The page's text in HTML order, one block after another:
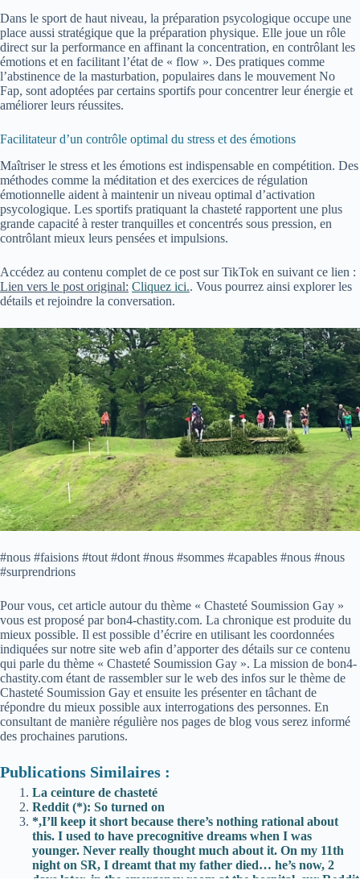
Dans le sport de haut niveau, la préparation psycologique occupe une
place aussi stratégique que la préparation physique. Elle joue un rôle
direct sur la performance en affinant la concentration, en contrôlant les
émotions et en facilitant l’état de « flow ». Des pratiques comme
l’abstinence de la masturbation, populaires dans le mouvement No
Fap, sont adoptées par certains sportifs pour concentrer leur énergie et
améliorer leurs réussites.
Facilitateur d’un contrôle optimal du stress et des émotions
Maîtriser le stress et les émotions est indispensable en compétition. Des
méthodes comme la méditation et des exercices de régulation
émotionnelle aident à maintenir un niveau optimal d’activation
psycologique. Les sportifs pratiquant la chasteté rapportent une plus
grande capacité à rester tranquilles et concentrés sous pression, en
contrôlant mieux leurs pensées et impulsions.
Accédez au contenu complet de ce post sur TikTok en suivant ce lien :
Lien vers le post original: Cliquez ici.. Vous pourrez ainsi explorer les
détails et rejoindre la conversation.
#nous #faisions #tout #dont #nous #sommes #capables #nous #nous
#surprendrions
Pour vous, cet article autour du thème « Chasteté Soumission Gay »
vous est proposé par bon4-chastity.com. La chronique est produite du
mieux possible. Il est possible d’écrire en utilisant les coordonnées
indiquées sur notre site web afin d’apporter des détails sur ce contenu
qui parle du thème « Chasteté Soumission Gay ». La mission de bon4-
chastity.com étant de rassembler sur le web des infos sur le thème de
Chasteté Soumission Gay et ensuite les présenter en tâchant de
répondre du mieux possible aux interrogations des personnes. En
consultant de manière régulière nos pages de blog vous serez informé
des prochaines parutions.
Publications Similaires :
La ceinture de chasteté
Reddit (*): So turned on
*,I’ll keep it short because there’s nothing rational about
this. I used to have precognitive dreams when I was
younger. Never really thought much about it. On my 11th
night on SR, I dreamt that my father died… he’s now, 2